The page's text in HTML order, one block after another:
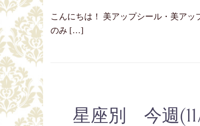
こんにちは！ 美アップシール・美アッ
のみ […]
星座別 今週